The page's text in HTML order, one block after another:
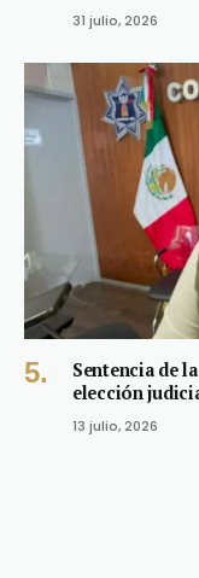
31 julio, 2026
Sentencia de
elección
13 julio, 2026